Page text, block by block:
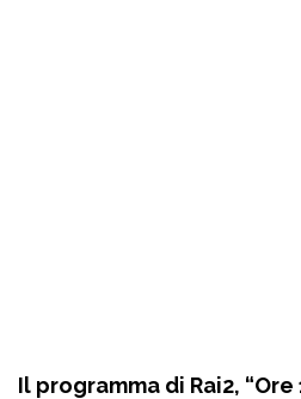
Il programma di Rai2, “Ore